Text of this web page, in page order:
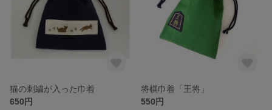
猫の刺繍が入った巾着
650円
将棋巾着「王将」
550円